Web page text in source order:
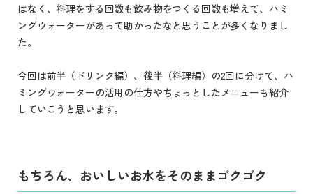
はなく、料理をする回数も飲み物をつくる回数も増えて、ハミ
ングウォーターがあって助かったなと思うことが多くなりまし
た。
今回は前半（ドリンク編）、後半（料理編）の2回に分けて、ハ
ミングウォーターの活用の仕方やちょっとしたメニューも紹介
していこうと思います。
もちろん、おいしいお水をそのままゴクゴク